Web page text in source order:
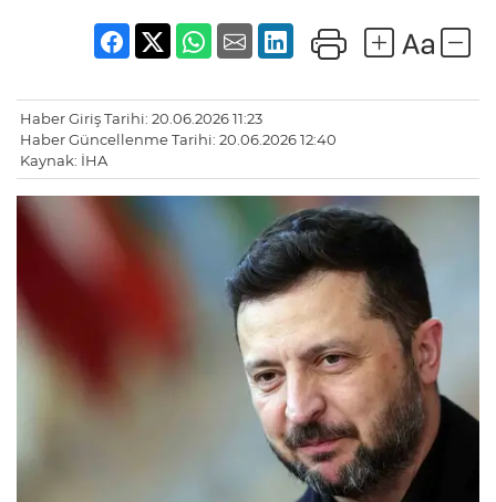
Haber Giriş Tarihi: 20.06.2026 11:23
Haber Güncellenme Tarihi: 20.06.2026 12:40
Kaynak: İHA